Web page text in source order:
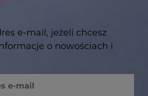
e-mail, jeżeli chcesz
o nowościach i